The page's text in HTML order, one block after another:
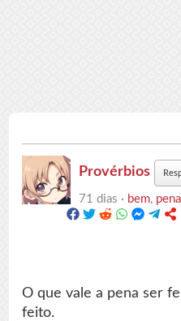
Provérbios
71 dias · bem, pena
O que vale a pena ser
feito.